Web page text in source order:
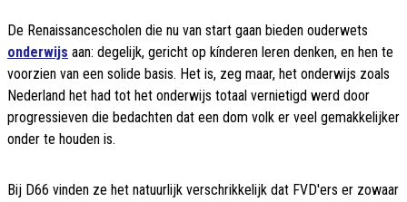
De Renaissancescholen die nu van start gaan bieden ouderwets
onderwijs aan: degelijk, gericht op kínderen leren denken, en hen te
voorzien van een solide basis. Het is, zeg maar, het onderwijs zoals
Nederland het had tot het onderwijs totaal vernietigd werd door
progressieven die bedachten dat een dom volk er veel gemakkelijker
onder te houden is.
Bij D66 vinden ze het natuurlijk verschrikkelijk dat FVD'ers er zowaar